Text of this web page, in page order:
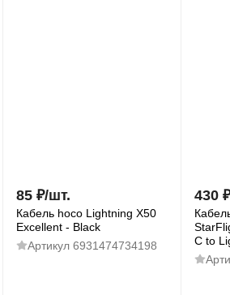
85 ₽/шт.
Кабель hoco Lightning X50
Excellent - Black
Артикул 6931474734198
430 ₽
C to